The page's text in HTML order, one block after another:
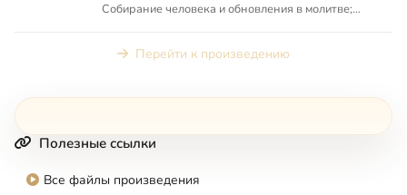
Собирание человека и обновления в молитве;
Перейти к произведению
Полезные ссылки
Все файлы произведения